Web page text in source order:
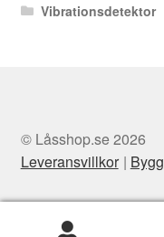
Vibrationsdetektor
© Låsshop.se 2026
Leveransvillkor